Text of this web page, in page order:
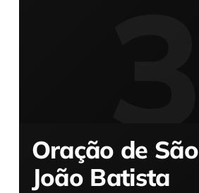
Oração de São
João Batista